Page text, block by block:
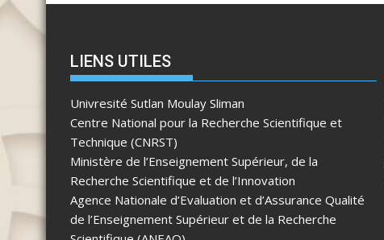
LIENS UTILES
Univresité Sutlan Moulay Sliman
Centre National pour la Recherche Scientifique et
Technique (CNRST)
Ministère de l’Enseignement Supérieur, de la
Recherche Scientifique et de l’Innovation
Agence Nationale d’Evaluation et d’Assurance Qualité
de l’Enseignement Supérieur et de la Recherche